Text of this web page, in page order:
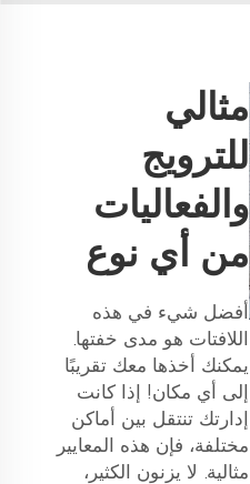
مثالي
للترويج
والفعاليات
من أي نوع
أفضل شيء في هذه
اللافتات هو مدى خفتها.
يمكنك أخذها معك تقريبًا
إلى أي مكان! إذا كانت
إدارتك تنتقل بين أماكن
مختلفة، فإن هذه المعايير
مثالية. لا يزنون الكثير،